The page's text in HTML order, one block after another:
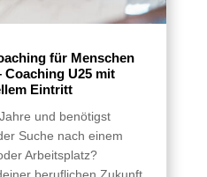
für Menschen
Coaching U25 mit
Eintritt
und benötigst
Suche nach einem
Arbeitsplatz?